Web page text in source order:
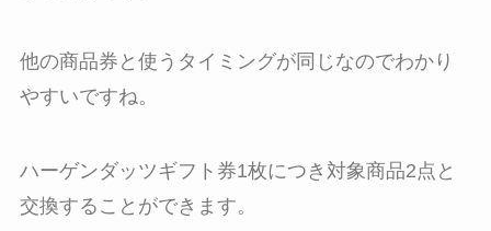
他の商品券と使うタイミングが同じなのでわかり
やすいですね。
ハーゲンダッツギフト券1枚につき対象商品2点と
交換することができます。